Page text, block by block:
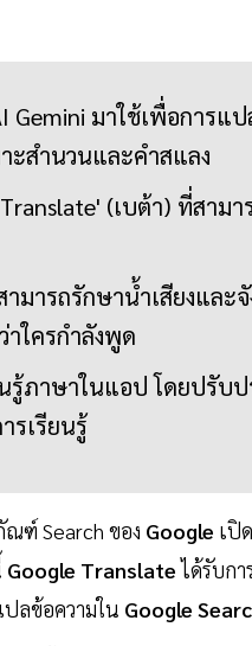
Gemini มาใช้เพื่อการ
ะสำนวนและคำสแลง
(เบต้า) ที่สา
ามารถรักษาน้ำเสียงแล
าใครกำลังพูด
นรู้ภาษาในแอป โดยปรั
รเรียนรู้
ณฑ์ Search ของ Google เปิ
Google Translateได้รับก
ปลข้อความใน Google